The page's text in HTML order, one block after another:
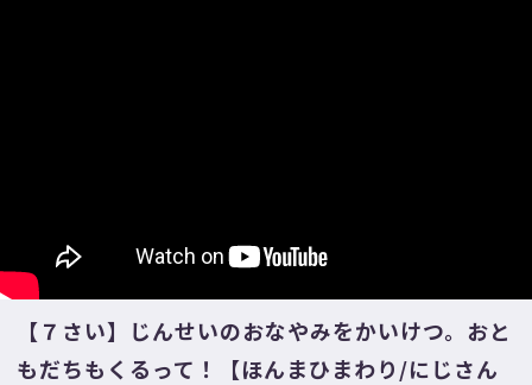
【７さい】じんせいのおなやみをかいけつ。おと
もだちもくるって！【ほんまひまわり/にじさん